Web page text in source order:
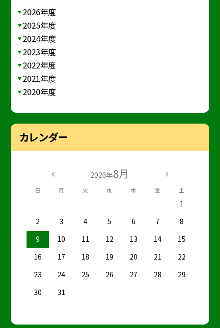
2026年度
2025年度
2024年度
2023年度
2022年度
2021年度
2020年度
カレンダー
2026年8月
日 月 火 水 木 金 土
1
2
3 4 5 6 7
8
9
10 11 12 13 14
15
16
17 18 19 20 21
22
23
24 25 26 27 28
29
30
31